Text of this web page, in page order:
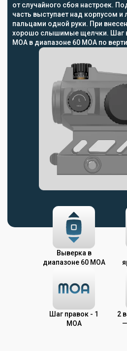
от случайного сбоя настроек.
часть выступает над корпусом и
пальцами одной руки. При
хорошо слышимые щелчки. Шаг
MOA в диапазоне 60 MOA по
Шаг правок - 1
MOA
Выверка в
диапазоне 60 MOA
2